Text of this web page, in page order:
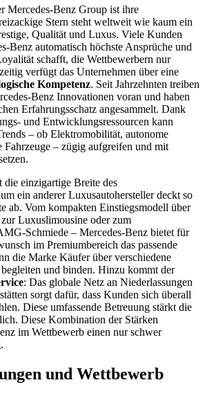
Mercedes-Benz Group ist ihre
Stern steht weltweit wie kaum ein
Qualität und Luxus. Viele Kunden
Benz automatisch höchste Ansprüche und
schafft, die Wettbewerbern nur
verfügt das Unternehmen über eine
Kompetenz. Seit Jahrzehnten treiben
Benz Innovationen voran und haben
Erfahrungsschatz angesammelt. Dank
und Entwicklungsressourcen kann
– ob Elektromobilität, autonome
Fahrzeuge – zügig aufgreifen und mit
einzigartige Breite des
ein anderer Luxusautohersteller deckt so
ab. Vom kompakten Einstiegsmodell über
Luxuslimousine oder zum
Schmiede – Mercedes-Benz bietet für
im Premiumbereich das passende
die Marke Käufer über verschiedene
und binden. Hinzu kommt der
: Das globale Netz an Niederlassungen
sorgt dafür, dass Kunden sich überall
Diese umfassende Betreuung stärkt die
Diese Kombination der Stärken
im Wettbewerb einen nur schwer
und Wettbewerb